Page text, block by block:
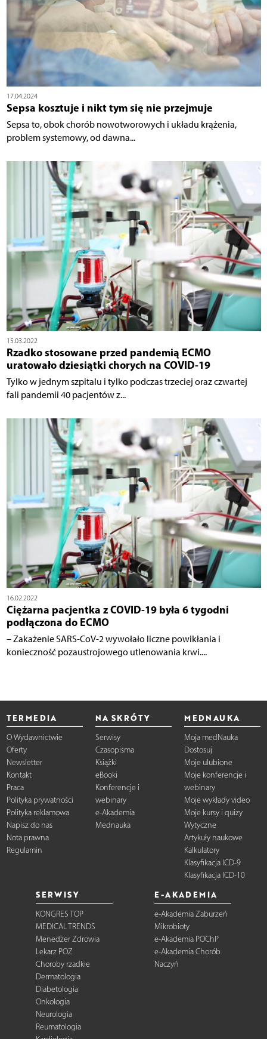
17.04.2024
Sepsa kosztuje i nikt tym się nie przejmuje
Sepsa to, obok chorób nowotworowych i układu krążenia,
problem systemowy, od dawna...
15.03.2022
Rzadko stosowane przed pandemią ECMO
uratowało dziesiątki chorych na COVID-19
Tylko w jednym szpitalu i tylko podczas trzeciej oraz czwartej
fali pandemii 40 pacjentów z...
16.02.2022
Ciężarna pacjentka z COVID-19 była 6 tygodni
podłączona do ECMO
– Zakażenie SARS-CoV-2 wywołało liczne powikłania i
konieczność pozaustrojowego utlenowania krwi....
TERMEDIA
O Wydawnictwie
Oferty
Newsletter
Kontakt
Praca
Polityka prywatności
Polityka reklamowa
Napisz do nas
Nota prawna
Regulamin
NA SKRÓTY
Serwisy
Czasopisma
Książki
eBooki
Konferencje i
webinary
e-Akademia
Mednauka
MEDNAUKA
Moja medNauka
Dostosuj
Moje ulubione
Moje konferencje i
webinary
Moje wykłady video
Moje kursy i quizy
Wytyczne
Artykuły naukowe
Kalkulatory
Klasyfikacja ICD-9
Klasyfikacja ICD-10
SERWISY
KONGRES TOP
MEDICAL TRENDS
Menedżer Zdrowia
Lekarz POZ
Choroby rzadkie
Dermatologia
Diabetologia
Onkologia
Neurologia
Reumatologia
E-AKADEMIA
e-Akademia Zaburzeń
Mikrobioty
e-Akademia POChP
e-Akademia Chorób
Naczyń